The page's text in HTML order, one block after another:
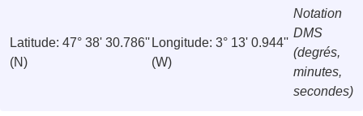
Latitude: 47° 38' 30.786''
(N)
Longitude: 3° 13' 0.944''
(W)
Notation
DMS
(degrés,
minutes,
secondes)